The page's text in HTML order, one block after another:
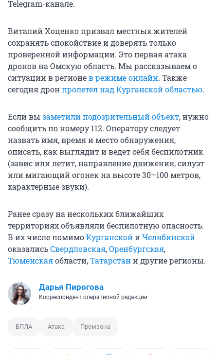
Telegram-канале.
Виталий Хоценко призвал местных жителей
сохранять спокойствие и доверять только
проверенной информации. Это первая атака
дронов на Омскую область. Мы рассказываем о
ситуации в регионев режиме онлайн. Также
сегодня дронпролетел над Курганской областью.
Если вы заметили подозрительный объект, нужно
сообщить по номеру 112. Оператору следует
назвать имя, время и место обнаружения,
описать, как выглядит и ведет себя беспилотник
(завис или летит, направление движения, силуэт
или мигающий огонек на высоте 30–100 метров,
характерные звуки).
Ранее сразу на нескольких ближайших
территориях объявляли беспилотную опасность.
В их числе помимоКурганскойиЧелябинской
оказалисьСвердловская,Оренбургская,
Тюменскаяобласти,Татарстани другие регионы.
Дарья Пирогова
Корреспондент оперативной редакции
БПЛА Атака Промзона